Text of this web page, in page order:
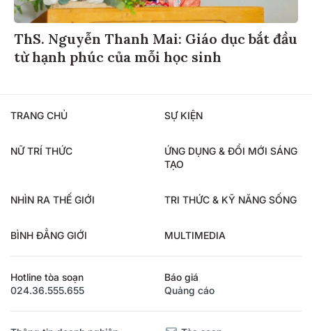
ThS. Nguyễn Thanh Mai: Giáo dục bắt đầu
từ hạnh phúc của mỗi học sinh
TRANG CHỦ SỰ KIỆN
NỮ TRÍ THỨC
ỨNG DỤNG & ĐỔI MỚI SÁNG
TẠO
NHÌN RA THẾ GIỚI TRI THỨC & KỸ NĂNG SỐNG
BÌNH ĐẲNG GIỚI MULTIMEDIA
Hotline tòa soạn
024.36.555.655
Báo giá
Quảng cáo